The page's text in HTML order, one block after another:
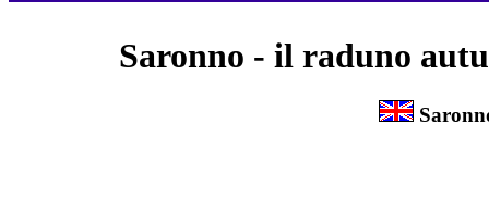
Saronno - il raduno